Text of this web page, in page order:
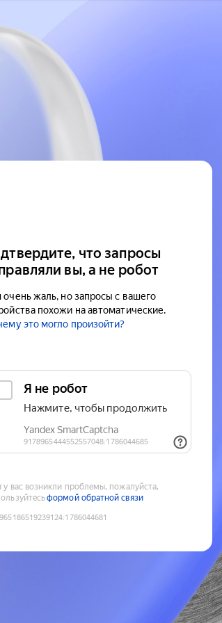
что запросы
вы, а не робот
очень жаль, но запросы с вашего
похожи на автоматические.
это могло произойти?
у вас возникли проблемы, пожалуйста,
формой обратной связи
:1786044681